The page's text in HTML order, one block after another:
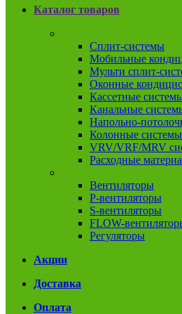
Каталог товаров
Сплит-системы
Мобильные
Мульти сплит-
Оконные
Кассетные
Канальные
Напольно-
Колонные системы
VRV/VRF/MRV
Расходные
Вентиляторы
P-вентиляторы
S-вентиляторы
FLOW-
Регуляторы
Акции
Доставка
Оплата